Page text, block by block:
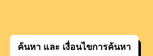
ค้นหา และ เงื่อนไขการค้นหา